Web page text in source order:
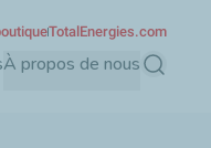
À propos de nous
TotalEnergies.com